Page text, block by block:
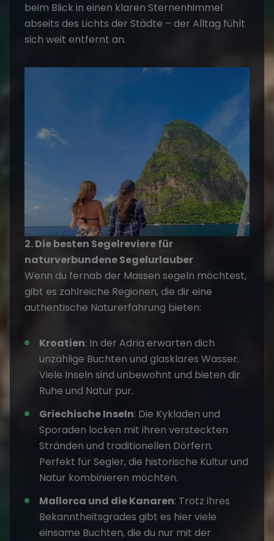
beim Blick in einen klaren Sternenhimmel
abseits des Lichts der Städte – der Alltag fühlt
sich weit entfernt an.
2. Die besten Segelreviere für
naturverbundene Segelurlauber
Wenn du fernab der Massen segeln möchtest,
gibt es zahlreiche Regionen, die dir eine
authentische Naturerfahrung bieten:
Kroatien: In der Adria erwarten dich
unzählige Buchten und glasklares Wasser.
Viele Inseln sind unbewohnt und bieten dir
Ruhe und Natur pur.
Griechische Inseln: Die Kykladen und
Sporaden locken mit ihren versteckten
Stränden und traditionellen Dörfern.
Perfekt für Segler, die historische Kultur und
Natur kombinieren möchten.
Mallorca und die Kanaren: Trotz ihres
Bekanntheitsgrades gibt es hier viele
einsame Buchten, die du nur mit der